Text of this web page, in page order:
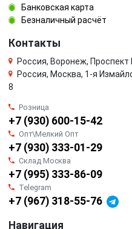
Банковская карта
Безналичный расчёт
Контакты
Россия, Воронеж, Проспект
Россия, Москва, 1-я
8
Розница
+7 (930) 600-15-42
Опт\Мелкий Опт
+7 (930) 333-01-29
Склад Москва
+7 (995) 333-86-09
Telegram
+7 (967) 318-55-76
Навигация